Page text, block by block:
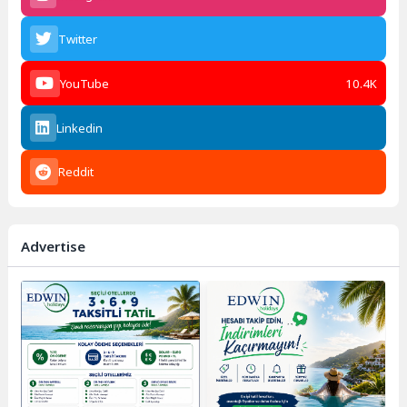
Twitter
YouTube 10.4K
Linkedin
Reddit
Advertise